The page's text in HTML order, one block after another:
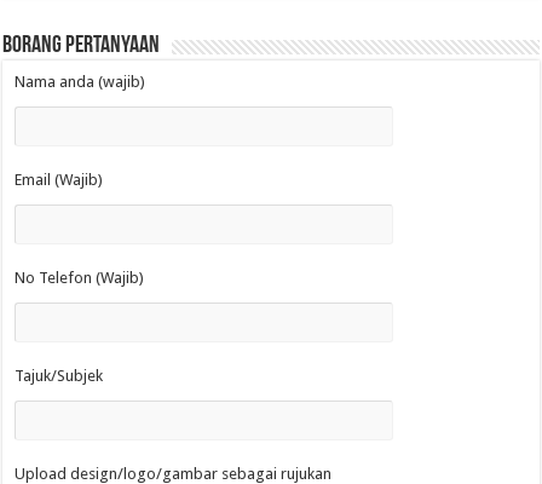
Borang Pertanyaan
Nama anda (wajib)
Email (Wajib)
No Telefon (Wajib)
Tajuk/Subjek
Upload design/logo/gambar sebagai rujukan